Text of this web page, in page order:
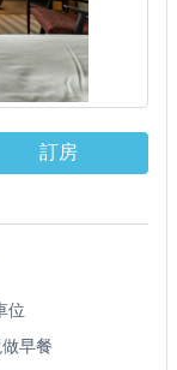
訂房
位
早餐